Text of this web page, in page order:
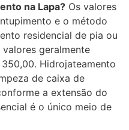
na Lapa? Os valores
e o método
residencial de pia ou
geralmente
Hidrojateamento
de caixa de
a extensão do
é o único meio de